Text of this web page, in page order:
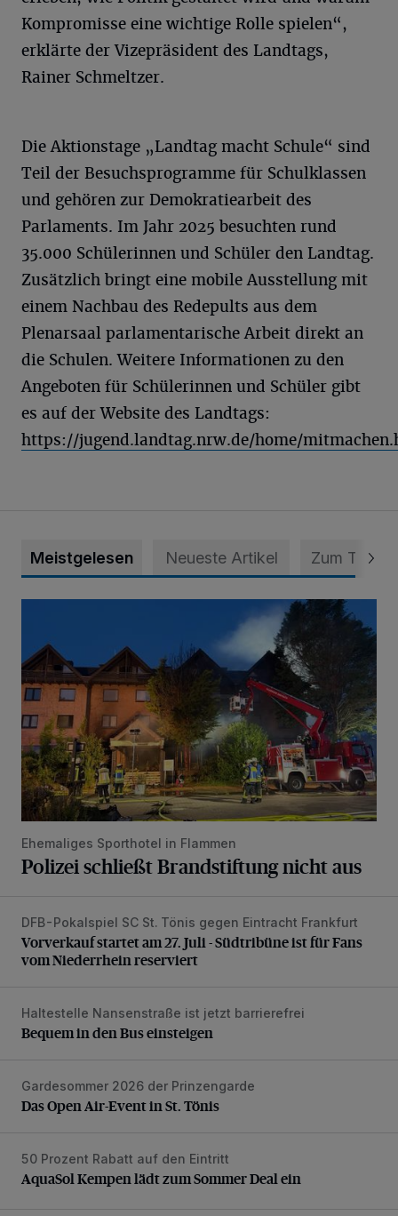
Kompromisse eine wichtige Rolle spielen“,
erklärte der Vizepräsident des Landtags,
Rainer Schmeltzer.
Die Aktionstage „Landtag macht Schule“ sind
Teil der Besuchsprogramme für Schulklassen
und gehören zur Demokratiearbeit des
Parlaments. Im Jahr 2025 besuchten rund
35.000 Schülerinnen und Schüler den Landtag.
Zusätzlich bringt eine mobile Ausstellung mit
einem Nachbau des Redepults aus dem
Plenarsaal parlamentarische Arbeit direkt an
die Schulen. Weitere Informationen zu den
Angeboten für Schülerinnen und Schüler gibt
es auf der Website des Landtags:
https://jugend.landtag.nrw.de/home/
Meistgelesen Neueste Artikel Zum Thema
Polizei schließt Brandstiftung nicht aus
Ehemaliges Sporthotel in Flammen
Polizei schließt Brandstiftung nicht aus
Vorverkauf startet am 27. Juli - Südtribüne ist für Fans
DFB-Pokalspiel SC St. Tönis gegen Eintracht Frankfurt
Vorverkauf startet am 27. Juli - Südtribüne ist für Fans
vom Niederrhein reserviert
Bequem in den Bus einsteigen
Haltestelle Nansenstraße ist jetzt barrierefrei
Bequem in den Bus einsteigen
Das Open Air-Event in St. Tönis
Gardesommer 2026 der Prinzengarde
Das Open Air-Event in St. Tönis
AquaSol Kempen lädt zum Sommer Deal ein
50 Prozent Rabatt auf den Eintritt
AquaSol Kempen lädt zum Sommer Deal ein